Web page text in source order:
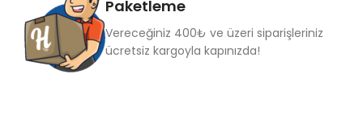
Paketleme
Vereceğiniz 400₺ ve üzeri siparişleriniz
ücretsiz kargoyla kapınızda!